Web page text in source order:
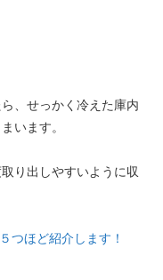
、せっかく冷えた庫内
います。
り出しやすいように収
ほど紹介します！